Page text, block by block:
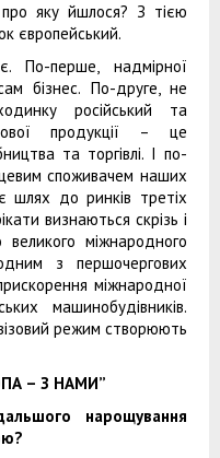
про яку йшлося? З тією
європейський.
По-перше, надмірної
бізнес. По-друге, не
російський та
продукції – це
та торгівлі. І по-
споживачем наших
шлях до ринків третіх
визнаються скрізь і
міжнародного
з першочергових
міжнародної
машинобудівників.
режим створюють
– З НАМИ”
нарощування